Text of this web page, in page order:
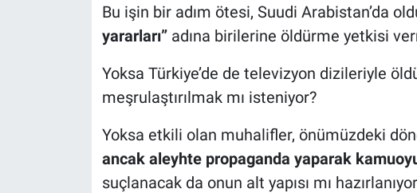
Bu işin bir adım ötesi, Suudi Arabistan’da
yararları”adına birilerine öldürme yetkisi
Yoksa Türkiye’de de televizyon dizileriyle
meşrulaştırılmak mı isteniyor?
Yoksa etkili olan muhalifler, önümüzdeki
ancak aleyhte propaganda yaparak
suçlanacak da onun alt yapısı mı